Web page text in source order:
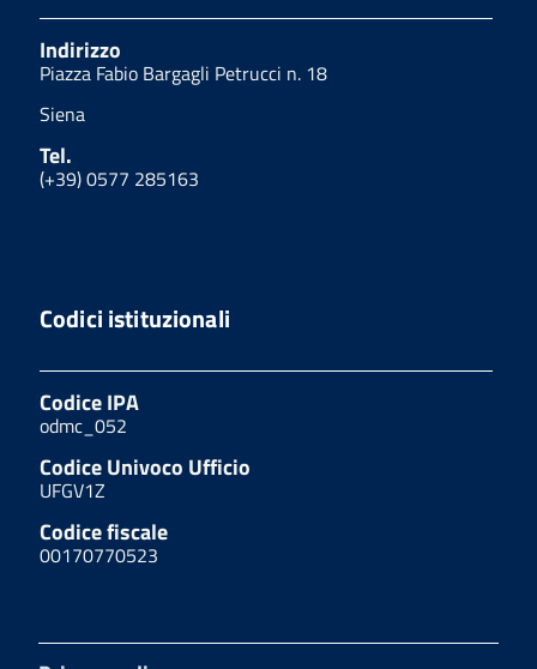
Indirizzo
Piazza Fabio Bargagli Petrucci n. 18
Siena
Tel.
(+39) 0577 285163
Codici istituzionali
Codice IPA
odmc_052
Codice Univoco Ufficio
UFGV1Z
Codice fiscale
00170770523